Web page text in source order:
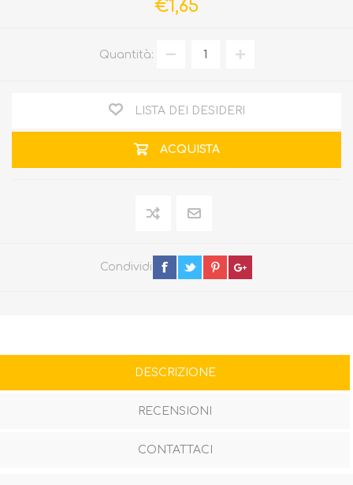
€1,65
Quantità:
LISTA DEI DESIDERI
ACQUISTA
Condividi
DESCRIZIONE
RECENSIONI
CONTATTACI